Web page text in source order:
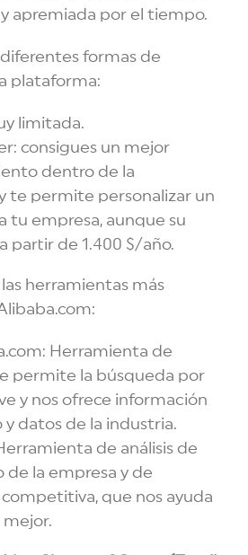
apremiada por el tiempo.
diferentes formas de
plataforma:
limitada.
consigues un mejor
dentro de la
te permite personalizar un
tu empresa, aunque su
partir de 1.400 $/año.
herramientas más
Herramienta de
permite la búsqueda por
y nos ofrece información
datos de la industria.
de análisis de
la empresa y de
que nos ayuda
mejor.